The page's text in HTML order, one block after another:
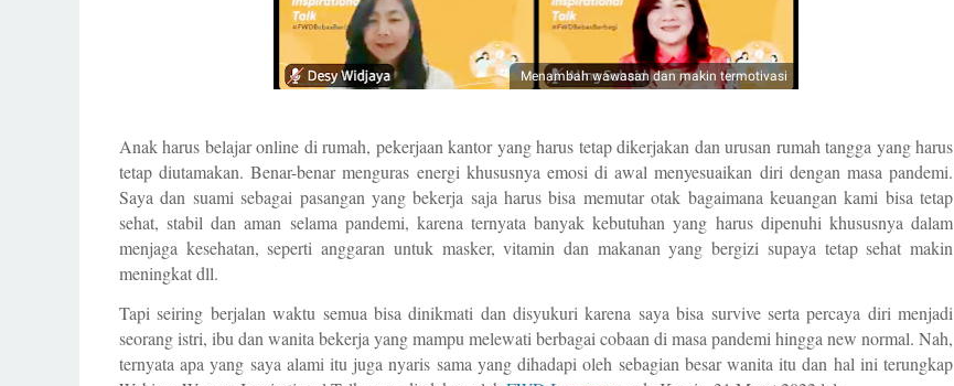
Menambah wawasan dan makin termotivasi
Anak harus belajar online di rumah, pekerjaan kantor yang harus tetap dikerjakan dan urusan rumah tangga yang harus
tetap diutamakan. Benar-benar menguras energi khususnya emosi di awal menyesuaikan diri dengan masa pandemi.
Saya dan suami sebagai pasangan yang bekerja saja harus bisa memutar otak bagaimana keuangan kami bisa tetap
sehat, stabil dan aman selama pandemi, karena ternyata banyak kebutuhan yang harus dipenuhi khususnya dalam
menjaga kesehatan, seperti anggaran untuk masker, vitamin dan makanan yang bergizi supaya tetap sehat makin
meningkat dll.
Tapi seiring berjalan waktu semua bisa dinikmati dan disyukuri karena saya bisa survive serta percaya diri menjadi
seorang istri, ibu dan wanita bekerja yang mampu melewati berbagai cobaan di masa pandemi hingga new normal. Nah,
ternyata apa yang saya alami itu juga nyaris sama yang dihadapi oleh sebagian besar wanita itu dan hal ini terungkap